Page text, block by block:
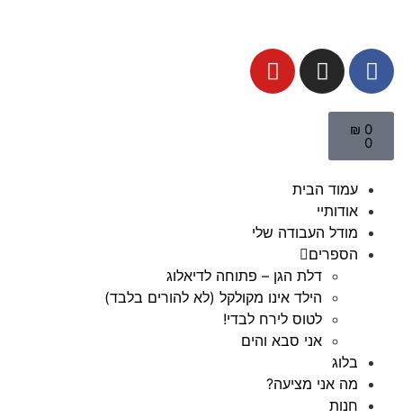
₪ 0
0
עמוד הבית
אודותיי
מודל העבודה שלי
הספרים
דלת הגן – פתוחה לדיאלוג
הילד אינו מקולקל (לא להורים בלבד)
לטוס לירח לבדי!
אני סבא והים
בלוג
מה אני מציעה?
חנות